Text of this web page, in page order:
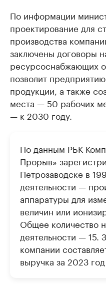
По информации
проектирование для
производства
заключены договоры
ресурсоснабжающих
позволит
продукции, а также
места — 50 рабочих
— к 2030 году.
По данным РБК
Прорыв»
Петрозаводске в
деятельности —
аппаратуры для
величин или
Общее количество
деятельности — 15.
компании
выручка за 2023